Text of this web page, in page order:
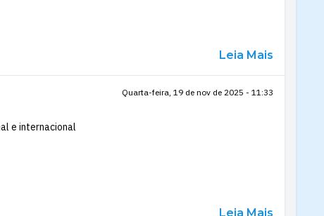
Leia Mais
Quarta-feira, 19 de nov de 2025 - 11:33
e internacional
Leia Mais